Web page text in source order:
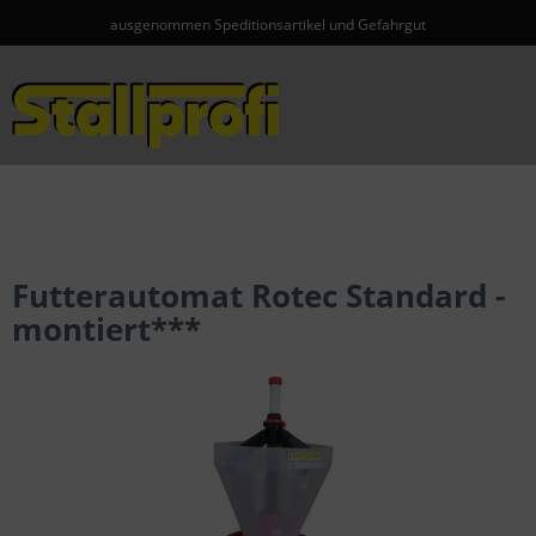
ausgenommen Speditionsartikel und Gefahrgut
Futterautomat Rotec Standard -
montiert***